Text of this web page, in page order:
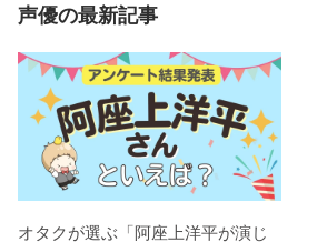
声優の最新記事
オタクが選ぶ「阿座上洋平が演じ